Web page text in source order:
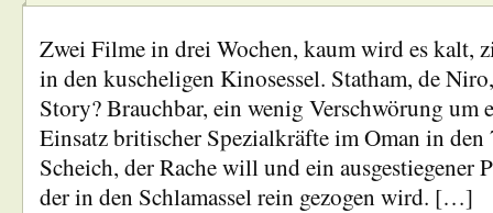
Zwei Filme in drei Wochen, kaum wird es kalt,
in den kuscheligen Kinosessel. Statham, de
Story? Brauchbar, ein wenig Verschwörung um
Einsatz britischer Spezialkräfte im Oman in den
Scheich, der Rache will und ein
der in den Schlamassel rein gezogen wird. […]